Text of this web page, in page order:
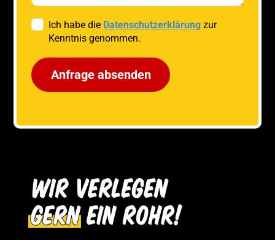
Ich habe die Datenschutzerklärung zur
Kenntnis genommen.